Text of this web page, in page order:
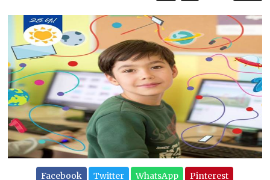
Facebook Twitter WhatsApp Pinterest